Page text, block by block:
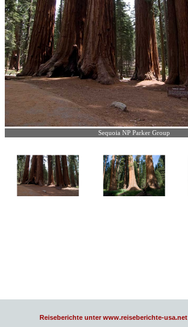
Sequoia NP Parker Group
Reiseberichte unter www.reiseberichte-usa.net